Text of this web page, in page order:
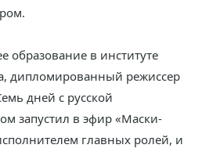
образование в институте
дипломированный режиссер
дней с русской
запустил в эфир «Маски-
главных ролей, и